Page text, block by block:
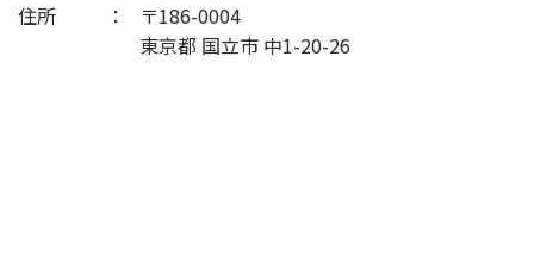
住所
〒186-0004
東京都 国立市 中1-20-26